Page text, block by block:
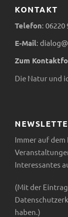
KONTAKT
Telefon: 06220
E-Mail:
Zum
Die Natur und
Immer auf
Interessantes
(Mit der
haben.)